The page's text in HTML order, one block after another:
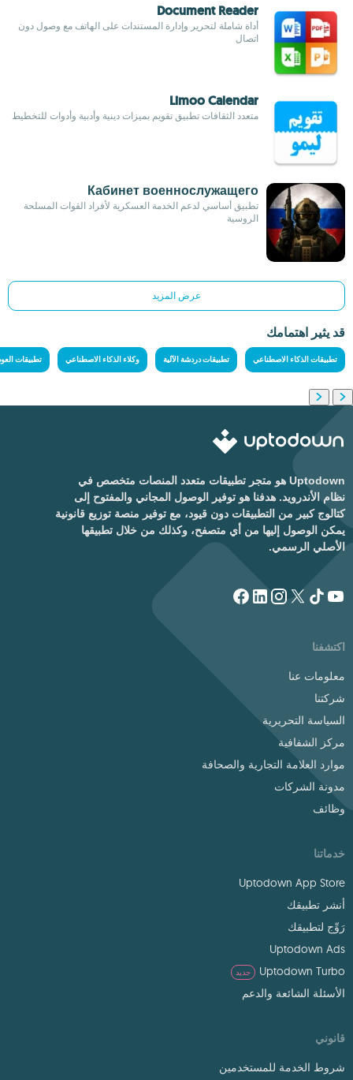
Document Reader
أداة شاملة لتحرير وإدارة المستندات على الهاتف مع وصول دون
اتصال
Limoo Calendar
متعدد الثقافات تطبيق تقويم بميزات دينية وأدبية وأدوات للتخطيط
Кабинет военнослужащего
تطبيق أساسي لدعم الخدمة العسكرية لأفراد القوات المسلحة
الروسية
عرض المزيد
قد يثير اهتمامك
تطبيقات الذكاء الاصطناعي تطبيقات دردشة الآلية وكلاء الذكاء الاصطناعي تطبيقات
Uptodown هو متجر تطبيقات متعدد المنصات متخصص في
نظام الأندرويد. هدفنا هو توفير الوصول المجاني والمفتوح إلى
كتالوج كبير من التطبيقات دون قيود، مع توفير منصة توزيع قانونية
يمكن الوصول إليها من أي متصفح، وكذلك من خلال تطبيقها
الأصلي الرسمي.
اكتشفنا
معلومات عنا
شركتنا
السياسة التحريرية
مركز الشفافية
موارد العلامة التجارية والصحافة
مدونة الشركات
وظائف
خدماتنا
Uptodown App Store
أنشر تطبيقك
رَوِّج لتطبيقك
Uptodown Ads
Uptodown Turbo
جديد
الأسئلة الشائعة والدعم
قانوني
شروط الخدمة للمستخدمين